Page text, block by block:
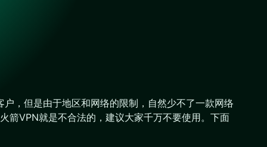
，但是由于地区和网络的限制，自然少不了一款网络
箭VPN就是不合法的，建议大家千万不要使用。下面